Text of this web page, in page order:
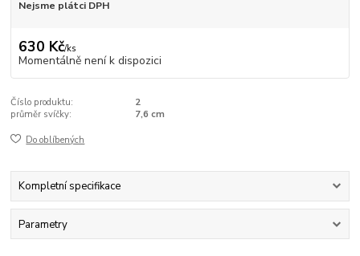
Nejsme plátci DPH
630 Kč/ks
Momentálně není k dispozici
Číslo produktu:
2
průměr svíčky:
7,6 cm
Do oblíbených
Kompletní specifikace
Parametry